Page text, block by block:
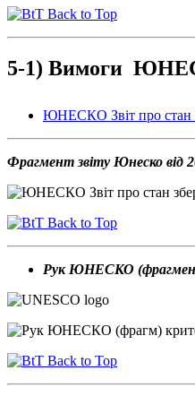
Back to Top
5-1) Вимоги
ЮНЕСКО Звіт про стан
Фрагмент звіту Юнеско від
Back to Top
Рук ЮНЕСКО
Back to Top